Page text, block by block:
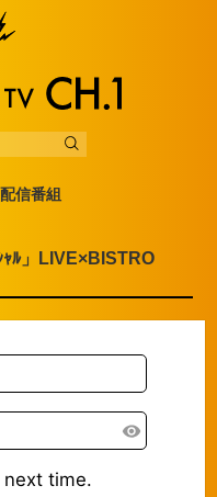
信番組
ﾙ」LIVE×BISTRO